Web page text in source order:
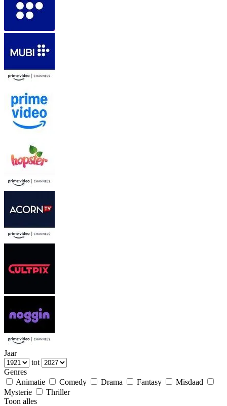
Jaar
tot
Genres
Animatie
Comedy Drama Fantasy
Misdaad
Mysterie
Thriller
Toon alles